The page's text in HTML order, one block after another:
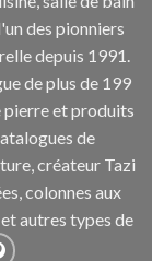
des pionniers
depuis 1991.
de plus de 199
pierre et produits
de
créateur Tazi
colonnes aux
autres types de